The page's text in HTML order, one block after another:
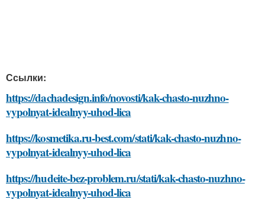
Ссылки:
https://dachadesign.info/novosti/kak-chasto-nuzhno-
vypolnyat-idealnyy-uhod-lica
https://kosmetika.ru-best.com/stati/kak-chasto-nuzhno-
vypolnyat-idealnyy-uhod-lica
https://hudeite-bez-problem.ru/stati/kak-chasto-nuzhno-
vypolnyat-idealnyy-uhod-lica